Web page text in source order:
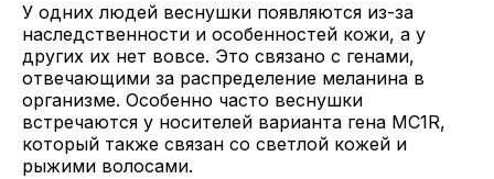
У одних людей веснушки появляются из-за
наследственности и особенностей кожи, а у
других их нет вовсе. Это связано с генами,
отвечающими за распределение меланина в
организме. Особенно часто веснушки
встречаются у носителей варианта гена MC1R,
который также связан со светлой кожей и
рыжими волосами.